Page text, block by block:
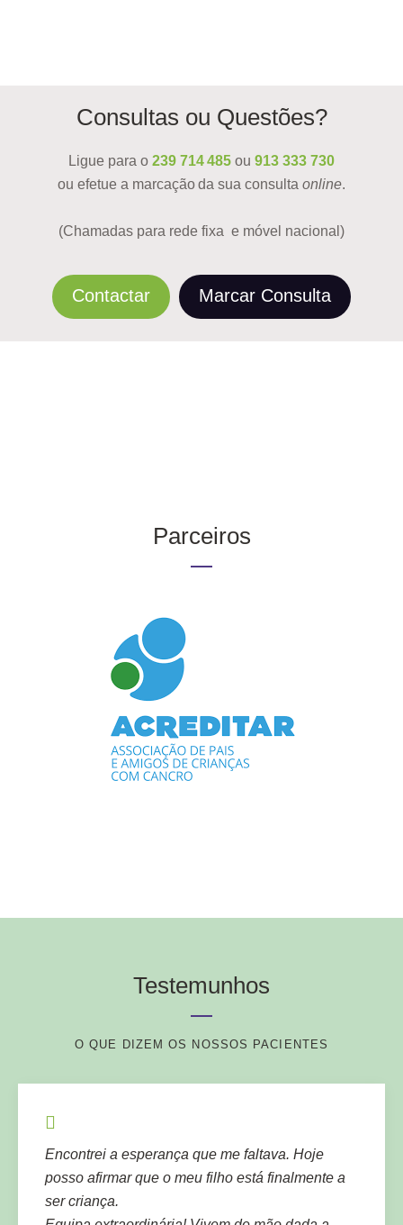
Consultas ou Questões?
Ligue para o 239 714 485 ou913 333 730
ou efetue a marcação da sua consultaonline.
(Chamadas para rede fixa e móvel nacional)
Contactar Marcar Consulta
Parceiros
Testemunhos
O QUE DIZEM OS NOSSOS PACIENTES
Encontrei a esperança que me faltava. Hoje
posso afirmar que o meu filho está finalmente a
ser criança.